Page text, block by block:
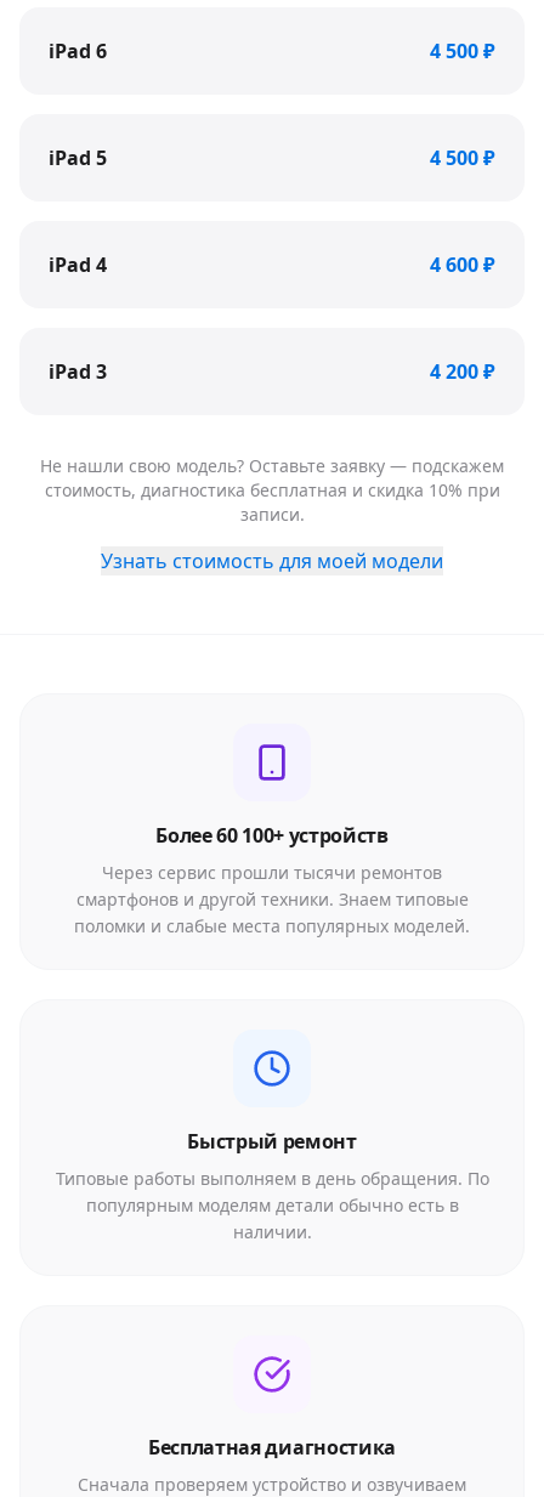
iPad 6 4 500 ₽
iPad 5 4 500 ₽
iPad 4 4 600 ₽
iPad 3 4 200 ₽
Не нашли свою модель? Оставьте заявку — подскажем
стоимость, диагностика бесплатная и скидка 10% при
записи.
Узнать стоимость для моей модели
Более 60 100+ устройств
Через сервис прошли тысячи ремонтов
смартфонов и другой техники. Знаем типовые
поломки и слабые места популярных моделей.
Быстрый ремонт
Типовые работы выполняем в день обращения. По
популярным моделям детали обычно есть в
наличии.
Бесплатная диагностика
Сначала проверяем устройство и озвучиваем